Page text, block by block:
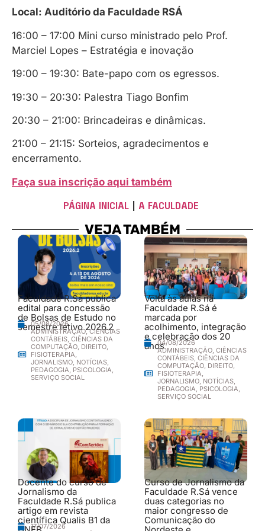
Local: Auditório da Faculdade RSÁ
16:00 – 17:00 Mini curso ministrado pelo Prof.
Marciel Lopes – Estratégia e inovação
19:00 – 19:30: Bate-papo com os egressos.
19:30 – 20:30: Palestra Tiago Bonfim
20:30 – 21:00: Brincadeiras e dinâmicas.
21:00 – 21:15: Sorteios, agradecimentos e
encerramento.
Faça sua inscrição aqui também
PÁGINA INICIAL A FACULDADE
VEJA TAMBÉM
Faculdade R.Sá publica
edital para concessão
de Bolsas de Estudo no
semestre letivo 2026.2
05/08/2026
ADMINISTRAÇÃO,CIÊNCIAS
CONTÁBEIS, CIÊNCIAS DA
COMPUTAÇÃO, DIREITO,
FISIOTERAPIA,
JORNALISMO, NOTÍCIAS,
PEDAGOGIA, PSICOLOGIA,
SERVIÇO SOCIAL
Volta às aulas na
Faculdade R.Sá é
marcada por
acolhimento, integração
e celebração dos 20
anos04/08/2026
ADMINISTRAÇÃO, CIÊNCIAS
CONTÁBEIS, CIÊNCIAS DA
COMPUTAÇÃO, DIREITO,
FISIOTERAPIA,
JORNALISMO, NOTÍCIAS,
PEDAGOGIA, PSICOLOGIA,
SERVIÇO SOCIAL
Docente do curso de
Jornalismo da
Faculdade R.Sá publica
artigo em revista
científica Qualis B1 da
17/07/2026
Curso de Jornalismo da
Faculdade R.Sá vence
duas categorias no
maior congresso de
Comunicação do